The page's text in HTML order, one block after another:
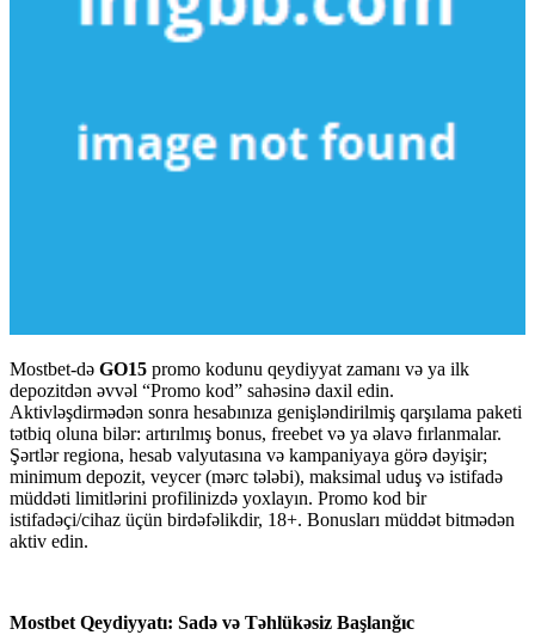
Mostbet-də GO15 promo kodunu qeydiyyat zamanı və ya ilk
depozitdən əvvəl “Promo kod” sahəsinə daxil edin.
Aktivləşdirmədən sonra hesabınıza genişləndirilmiş qarşılama paketi
tətbiq oluna bilər: artırılmış bonus, freebet və ya əlavə fırlanmalar.
Şərtlər regiona, hesab valyutasına və kampaniyaya görə dəyişir;
minimum depozit, veycer (mərc tələbi), maksimal uduş və istifadə
müddəti limitlərini profilinizdə yoxlayın. Promo kod bir
istifadəçi/cihaz üçün birdəfəlikdir, 18+. Bonusları müddət bitmədən
aktiv edin.
Mostbet Qeydiyyatı: Sadə və Təhlükəsiz Başlanğıc